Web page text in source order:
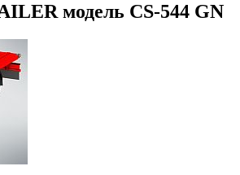
модель CS-544 GN